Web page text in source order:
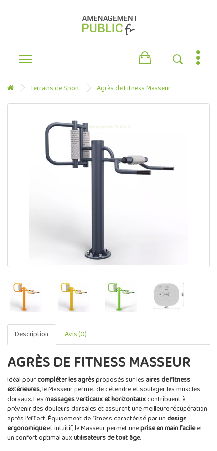
Terrains de Sport Agrès de Fitness Masseur
Description Avis (0)
AGRÈS DE FITNESS MASSEUR
Idéal pourcompléter les agrèsproposés sur les aires de fitness
extérieures, le Masseur permet de détendre et soulager les muscles
dorsaux. Lesmassages verticaux et horizontauxcontribuent à
prévenir des douleurs dorsales et assurent une meilleure récupération
après l'effort. Équipement de fitness caractérisé par undesign
ergonomiqueet intuitif, le Masseur permet uneprise en main facileet
un confort optimal auxutilisateurs de tout âge.